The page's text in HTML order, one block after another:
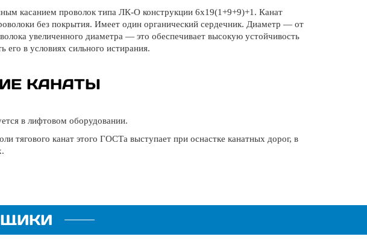
касанием проволок типа ЛК-О конструкции 6х19(1+9+9)+1. Канат
без покрытия. Имеет один органический сердечник. Диаметр — от
увеличенного диаметра — это обеспечивает высокую устойчивость
его в условиях сильного истирания.
КАНАТЫ
в лифтовом оборудовании.
тягового канат этого ГОСТа выступает при оснастке канатных дорог, в